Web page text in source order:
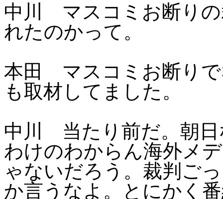
中川 マスコミお断りの
れたのかって。
本田 マスコミお断りで
も取材してました。
中川 当たり前だ。朝日
わけのわからん海外メ
ゃないだろう。裁判ご
か言うなよ。とにかく